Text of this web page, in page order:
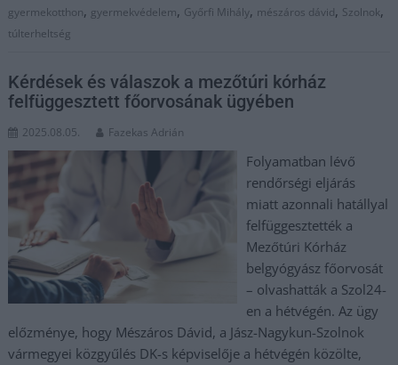
gyermekotthon, gyermekvédelem, Győrfi Mihály, mészáros dávid, Szolnok,
túlterheltség
Kérdések és válaszok a mezőtúri kórház
felfüggesztett főorvosának ügyében
2025.08.05. Fazekas Adrián
Folyamatban lévő
rendőrségi eljárás
miatt azonnali hatállyal
felfüggesztették a
Mezőtúri Kórház
belgyógyász főorvosát
– olvashatták a Szol24-
en a hétvégén. Az ügy
előzménye, hogy Mészáros Dávid, a Jász-Nagykun-Szolnok
vármegyei közgyűlés DK-s képviselője a hétvégén közölte,